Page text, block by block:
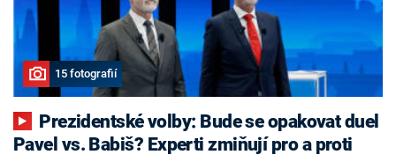
15 fotografií
Pavel vs. Babiš? Experti zmiňují pro a proti